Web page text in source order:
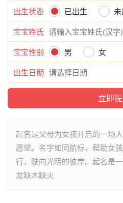
出生状态 已出生
宝宝姓氏
宝宝性别
男
女
出生日期
起名是父母为女孩开启的一场
愿望。名字如同航标，帮助女
行，驶向光明的彼岸。起名是
龙缺木缺火